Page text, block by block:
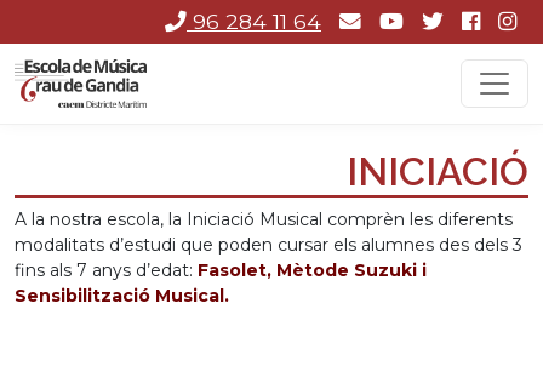
96 284 11 64
INICIACIÓ
A la nostra escola, la Iniciació Musical comprèn les diferents
modalitats d’estudi que poden cursar els alumnes des dels 3
fins als 7 anys d’edat: Fasolet, Mètode Suzuki i
Sensibilització Musical.